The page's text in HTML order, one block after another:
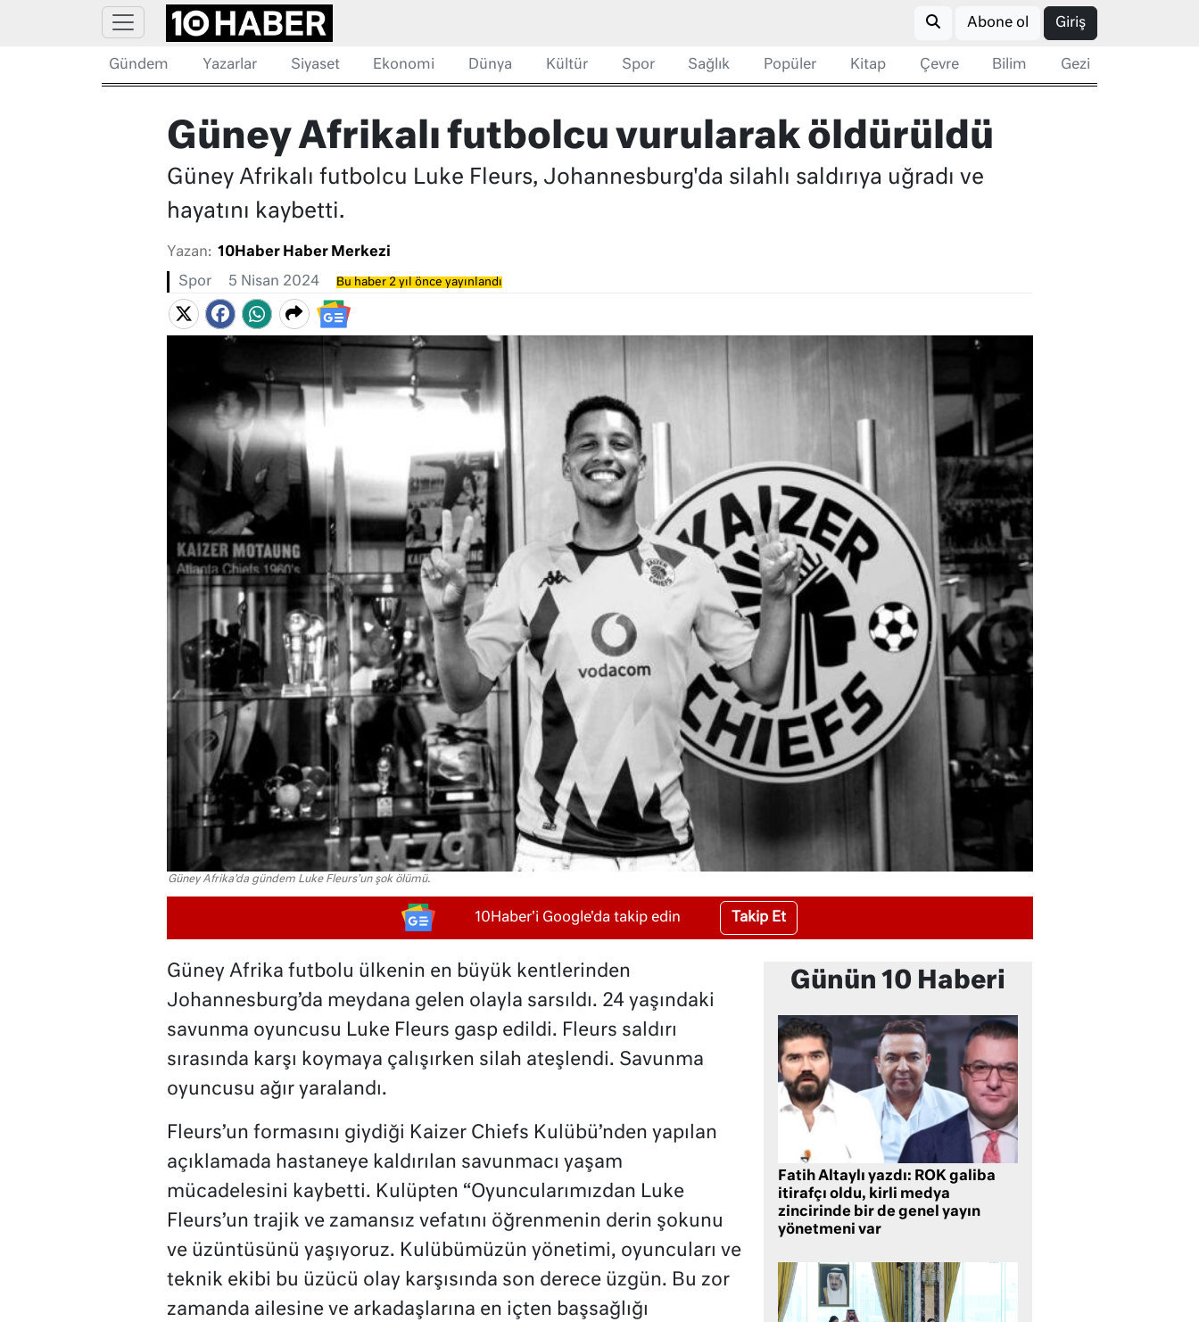
Abone ol Giriş
Gündem Yazarlar Siyaset Ekonomi Dünya Kültür Spor Sağlık Popüler Kitap Çevre Bilim Gezi
Güney Afrikalı futbolcu vurularak öldürüldü
Güney Afrikalı futbolcu Luke Fleurs, Johannesburg'da silahlı saldırıya uğradı ve
hayatını kaybetti.
Yazan: 10Haber Haber Merkezi
Spor 5 Nisan 2024 Bu haber 2 yıl önce yayınlandı
Güney Afrika'da gündem Luke Fleurs'un şok ölümü.
10Haber'i Google'da takip edin Takip Et
Güney Afrika futbolu ülkenin en büyük kentlerinden
Johannesburg’da meydana gelen olayla sarsıldı. 24 yaşındaki
savunma oyuncusu Luke Fleurs gasp edildi. Fleurs saldırı
sırasında karşı koymaya çalışırken silah ateşlendi. Savunma
oyuncusu ağır yaralandı.
Fleurs’un formasını giydiği Kaizer Chiefs Kulübü’nden yapılan
açıklamada hastaneye kaldırılan savunmacı yaşam
mücadelesini kaybetti. Kulüpten “Oyuncularımızdan Luke
Fleurs’un trajik ve zamansız vefatını öğrenmenin derin şokunu
ve üzüntüsünü yaşıyoruz. Kulübümüzün yönetimi, oyuncuları ve
teknik ekibi bu üzücü olay karşısında son derece üzgün. Bu zor
zamanda ailesine ve arkadaşlarına en içten başsağlığı
Günün 10 Haberi
Fatih Altaylı yazdı: ROK galiba
itirafçı oldu, kirli medya
zincirinde bir de genel yayın
yönetmeni var